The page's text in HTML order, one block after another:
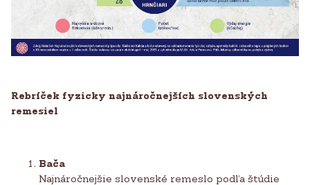
Rebríček fyzicky najnáročnejších slovenských
remesiel
Bača
Najnáročnejšie slovenské remeslo podľa štúdie